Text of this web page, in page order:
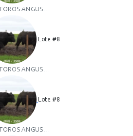
TOROS ANGUS...
Lote #8
TOROS ANGUS...
Lote #8
TOROS ANGUS...